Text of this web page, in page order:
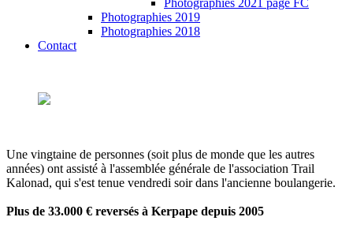
Photographies 2021 page FC
Photographies 2019
Photographies 2018
Contact
Une vingtaine de personnes (soit plus de monde que les autres
années) ont assisté à l'assemblée générale de l'association Trail
Kalonad, qui s'est tenue vendredi soir dans l'ancienne boulangerie.
Plus de 33.000 € reversés à Kerpape depuis 2005